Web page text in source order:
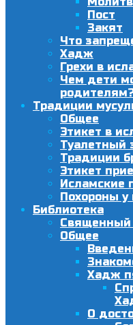
Пост
Закят
Что
Хадж
Грехи в
Чем дети
Традиции
Общее
Этикет в
Туалетный
Традиции
Этикет
Исламские
Похороны у
Библиотека
Священный
Общее
Хадж
О